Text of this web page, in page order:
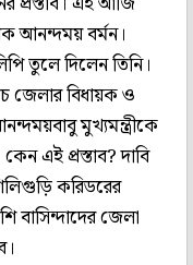
আনন্দময় বর্মন।
তুলে দিলেন তিনি।
জেলার বিধায়ক ও
মুখ্যমন্ত্রীকে
এই প্রস্তাব? দাবি
করিডরের
বাসিন্দাদের জেলা